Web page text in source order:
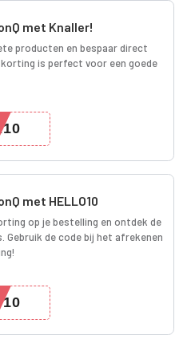
met Knaller!
producten en bespaar direct
korting is perfect voor een goede
met HELLO10
op je bestelling en ontdek de
de code bij het afrekenen